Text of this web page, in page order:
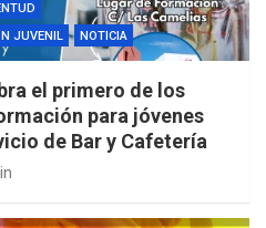
JUVENIL
NOTICIA
el primero de los
para jóvenes
de Bar y Cafetería